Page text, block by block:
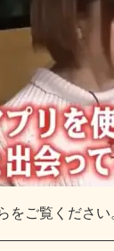
をご覧ください